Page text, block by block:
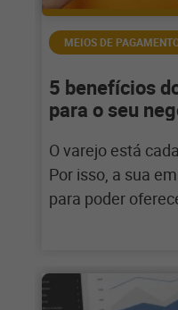
MEIOS DE
5 benefícios
para o seu
O varejo está
Por isso, a sua
para poder